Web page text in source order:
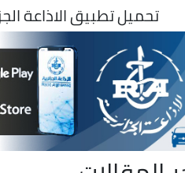
تحميل تطبيق الاذاعة